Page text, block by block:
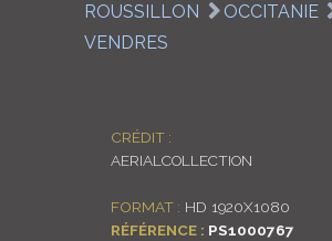
ROUSSILLON
OCCITANIE
VENDRES
CRÉDIT :
AERIALCOLLECTION
FORMAT : HD 1920X1080
RÉFÉRENCE : PS1000767